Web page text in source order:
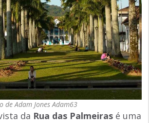
de Adam Jones Adam63
da Rua das Palmeiras é uma